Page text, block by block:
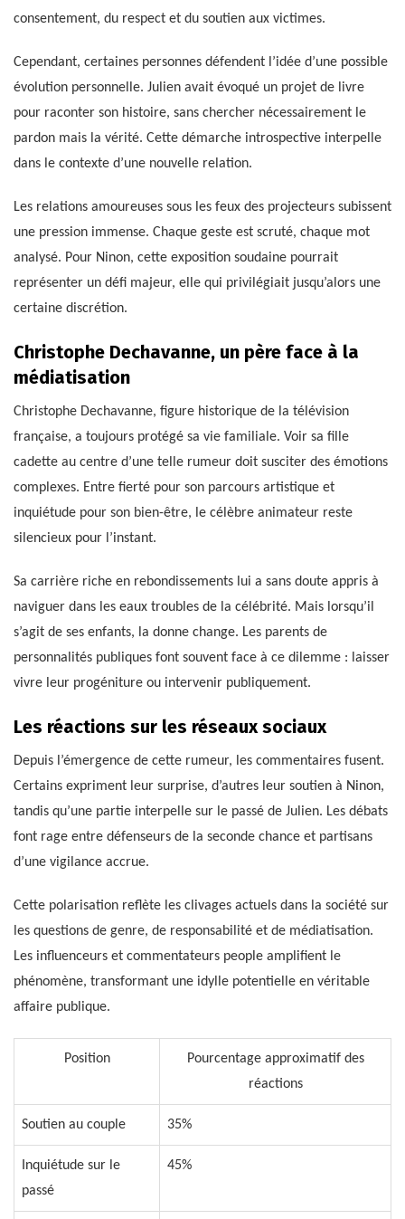
consentement, du respect et du soutien aux victimes.
Cependant, certaines personnes défendent l’idée d’une possible
évolution personnelle. Julien avait évoqué un projet de livre
pour raconter son histoire, sans chercher nécessairement le
pardon mais la vérité. Cette démarche introspective interpelle
dans le contexte d’une nouvelle relation.
Les relations amoureuses sous les feux des projecteurs subissent
une pression immense. Chaque geste est scruté, chaque mot
analysé. Pour Ninon, cette exposition soudaine pourrait
représenter un défi majeur, elle qui privilégiait jusqu’alors une
certaine discrétion.
Christophe Dechavanne, un père face à la
médiatisation
Christophe Dechavanne, figure historique de la télévision
française, a toujours protégé sa vie familiale. Voir sa fille
cadette au centre d’une telle rumeur doit susciter des émotions
complexes. Entre fierté pour son parcours artistique et
inquiétude pour son bien-être, le célèbre animateur reste
silencieux pour l’instant.
Sa carrière riche en rebondissements lui a sans doute appris à
naviguer dans les eaux troubles de la célébrité. Mais lorsqu’il
s’agit de ses enfants, la donne change. Les parents de
personnalités publiques font souvent face à ce dilemme : laisser
vivre leur progéniture ou intervenir publiquement.
Les réactions sur les réseaux sociaux
Depuis l’émergence de cette rumeur, les commentaires fusent.
Certains expriment leur surprise, d’autres leur soutien à Ninon,
tandis qu’une partie interpelle sur le passé de Julien. Les débats
font rage entre défenseurs de la seconde chance et partisans
d’une vigilance accrue.
Cette polarisation reflète les clivages actuels dans la société sur
les questions de genre, de responsabilité et de médiatisation.
Les influenceurs et commentateurs people amplifient le
phénomène, transformant une idylle potentielle en véritable
affaire publique.
Position
Pourcentage approximatif des
réactions
Soutien au couple 35%
Inquiétude sur le
passé
45%